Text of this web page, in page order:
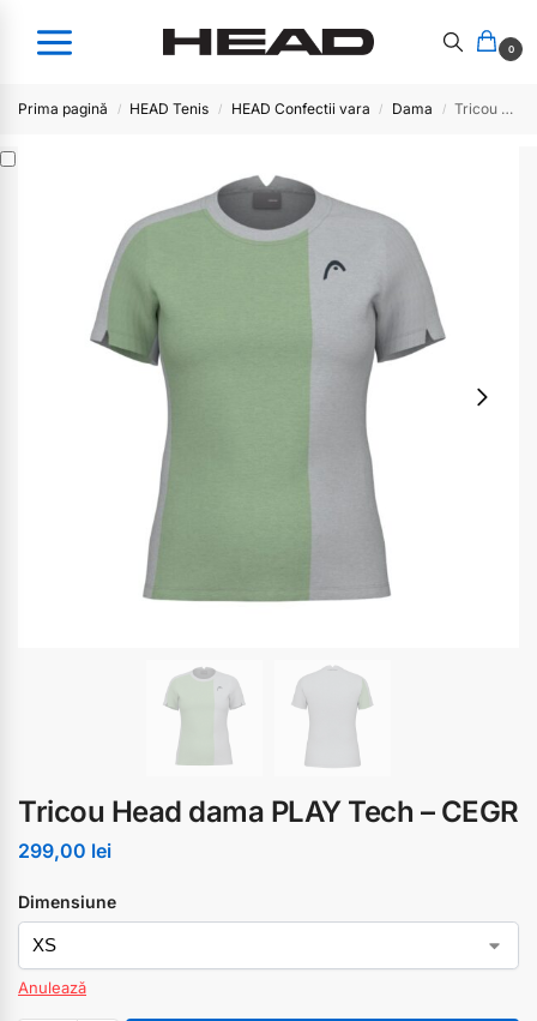
0
Prima pagină / HEAD Tenis / HEAD Confectii vara / Dama / Tricou Head dama PLAY Tech – CEGR
Tricou Head dama PLAY Tech – CEGR
299,00 lei
Dimensiune
Anulează